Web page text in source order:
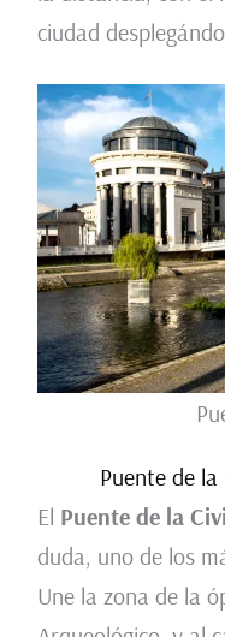
ciudad
Puente de
El Puente de la
duda, uno de los
Une la zona de la